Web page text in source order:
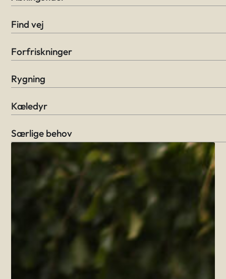
Find vej
Forfriskninger
Rygning
Kæledyr
Særlige behov